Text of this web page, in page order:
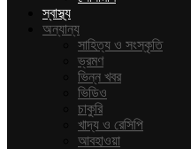
স্বাস্থ্য
অন্যান্য
সাহিত্য ও সংস্কৃতি
ভ্রমণ
ভিন্ন খবর
ভিডিও
চাকুরি
খাদ্য ও রেসিপি
আবহাওয়া